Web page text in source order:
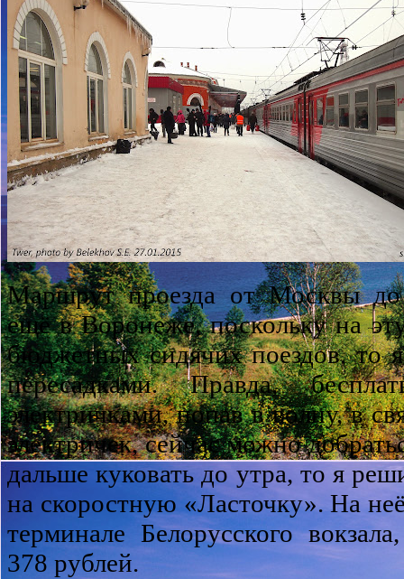
Маршрут проезда от Москвы до
ещё в Воронеже, поскольку на
бюджетных сидячих поездов, то
пересадками. Правда,
электричками, попав в волну, в
электричек, сейчас можно
дальше куковать до утра, то я
на скоростную «Ласточку». На
терминале Белорусского
378 рублей.